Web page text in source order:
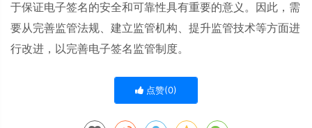
于保证电子签名的安全和可靠性具有重要的意义。因此，需
要从完善监管法规、建立监管机构、提升监管技术等方面进
行改进，以完善电子签名监管制度。
点赞(0)